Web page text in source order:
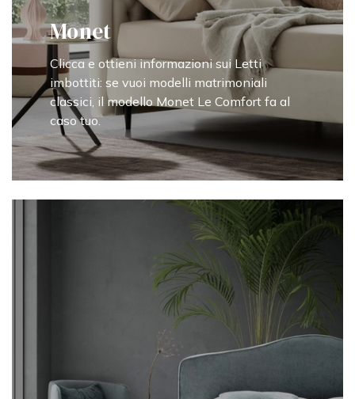
Monet
Clicca e ottieni informazioni sui Letti
imbottiti: se vuoi modelli matrimoniali
classici, il modello Monet Le Comfort fa al
caso tuo.